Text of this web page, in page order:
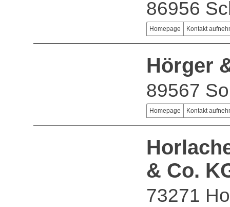
86956
Homepage Kontakt
Hörger
89567
Homepage Kontakt
& Co.
73271